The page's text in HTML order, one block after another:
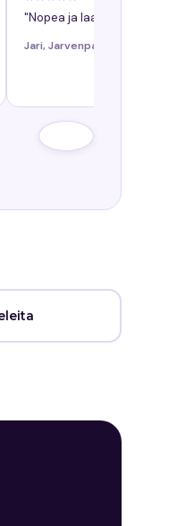
"Nopea ja laadukasta palvelua."
Jari, Jarvenpaa